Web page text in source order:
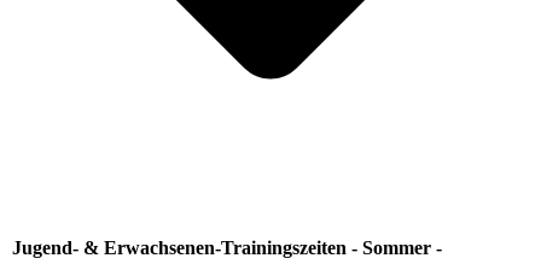
Jugend- & Erwachsenen-Trainingszeiten - Sommer -